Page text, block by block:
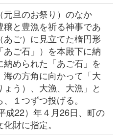
旦のお祭り）のなか
穣と豊漁を祈る神事であ
あご）に見立てた楕円形
あご石」）を本殿下に納
納められた「あご石」を
海の方角に向かって「大
ょう）、大漁、大漁」と
１つずつ投げる。
成22）年４月26日、町の
財に指定。